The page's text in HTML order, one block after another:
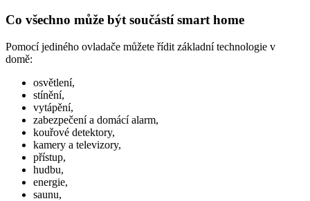
Co všechno může být součástí smart home
Pomocí jediného ovladače můžete řídit základní technologie v
domě:
osvětlení,
stínění,
vytápění,
zabezpečení a domácí alarm,
kouřové detektory,
kamery a televizory,
přístup,
hudbu,
energie,
saunu,